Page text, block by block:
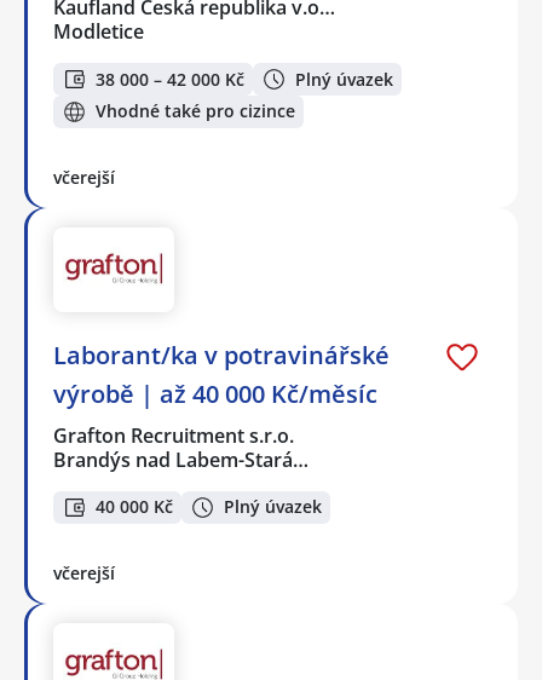
Kaufland Česká republika v.o…
Modletice
38 000 – 42 000 Kč
Plný úvazek
Vhodné také pro cizince
včerejší
Laborant/ka v potravinářské
výrobě | až 40 000 Kč/měsíc
Grafton Recruitment s.r.o.
Brandýs nad Labem-Stará…
40 000 Kč Plný úvazek
včerejší